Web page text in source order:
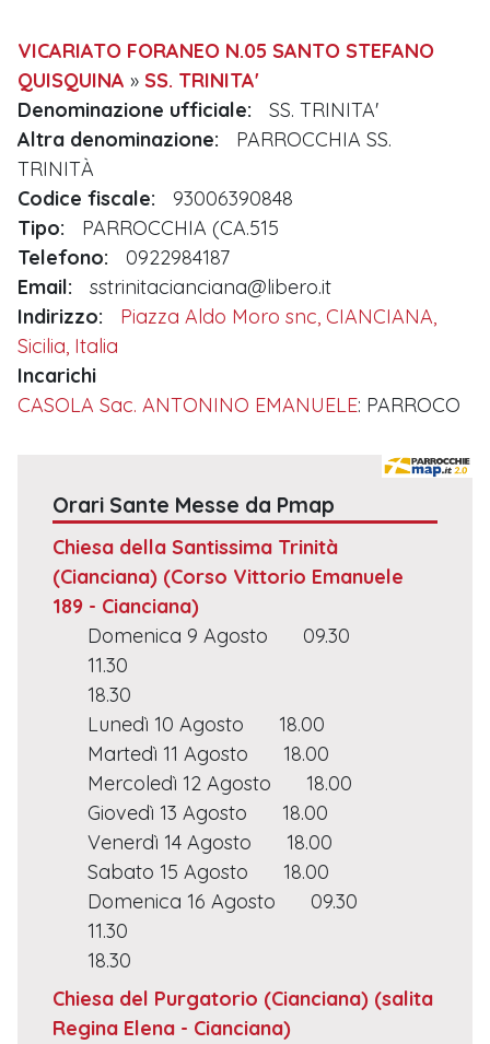
VICARIATO FORANEO N.05 SANTO STEFANO
QUISQUINA » SS. TRINITA'
Denominazione ufficiale:
SS. TRINITA'
Altra denominazione:
PARROCCHIA SS.
TRINITÀ
Codice fiscale:
93006390848
Tipo:
PARROCCHIA (CA.515
Telefono:
0922984187
Email:
sstrinitacianciana@libero.it
Indirizzo:
Piazza Aldo Moro snc, CIANCIANA,
Sicilia, Italia
Incarichi
CASOLA Sac. ANTONINO EMANUELE: PARROCO
Orari Sante Messe da Pmap
Chiesa della Santissima Trinità
(Cianciana) (Corso Vittorio Emanuele
189 - Cianciana)
Domenica 9 Agosto
09.30
11.30
18.30
Lunedì 10 Agosto
18.00
Martedì 11 Agosto
18.00
Mercoledì 12 Agosto
18.00
Giovedì 13 Agosto
18.00
Venerdì 14 Agosto
18.00
Sabato 15 Agosto
18.00
Domenica 16 Agosto
09.30
11.30
18.30
Chiesa del Purgatorio (Cianciana) (salita
Regina Elena - Cianciana)